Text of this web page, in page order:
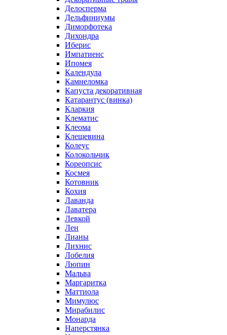
Делосперма
Дельфиниумы
Диморфотека
Дихондра
Иберис
Импатиенс
Ипомея
Календула
Камнеломка
Капуста декоративная
Катарантус (винка)
Кларкия
Клематис
Клеома
Клещевина
Колеус
Колокольчик
Кореопсис
Космея
Котовник
Кохия
Лаванда
Лаватера
Левкой
Лен
Лианы
Лихнис
Лобелия
Люпин
Мальва
Маргаритка
Маттиола
Мимулюс
Мирабилис
Монарда
Наперстянка